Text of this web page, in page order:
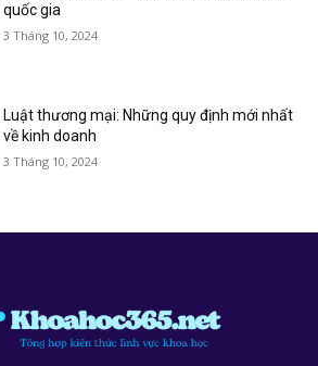
quốc gia
3 Tháng 10, 2024
Luật thương mại: Những quy định mới nhất
về kinh doanh
3 Tháng 10, 2024